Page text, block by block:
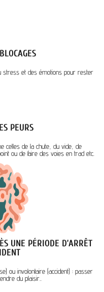
stress et des émotions pour rester
PEURS
celles de la chute, du vide, de
ou de faire des voies en trad etc.
UNE PÉRIODE D’ARRÊT
ou involontaire (accident) : passer
du plaisir.